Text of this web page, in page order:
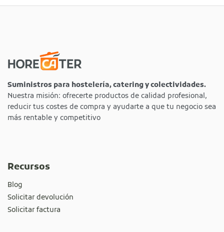
Suministros para hostelería, catering y colectividades.
Nuestra misión: ofrecerte productos de calidad profesional,
reducir tus costes de compra y ayudarte a que tu negocio sea
más rentable y competitivo
Recursos
Blog
Solicitar devolución
Solicitar factura